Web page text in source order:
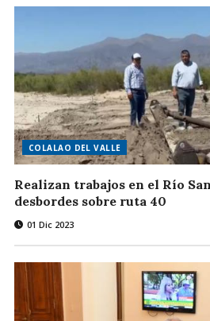
COLALAO DEL VALLE
Realizan trabajos en el Río
desbordes sobre ruta 40
01 Dic 2023